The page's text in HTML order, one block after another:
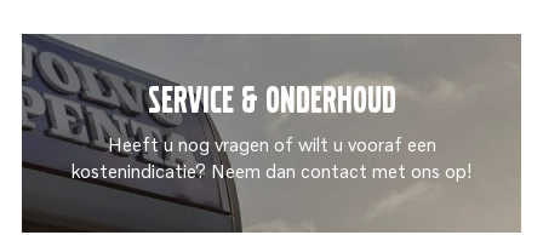
Service & onderhoud
Heeft u nog vragen of wilt u vooraf een
kostenindicatie? Neem dan contact met ons op!